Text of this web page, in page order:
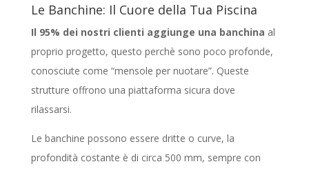
Le Banchine: Il Cuore della Tua Piscina
Il 95% dei nostri clienti aggiunge una banchina al
proprio progetto, questo perchè sono poco profonde,
conosciute come “mensole per nuotare”. Queste
strutture offrono una piattaforma sicura dove
rilassarsi.
Le banchine possono essere dritte o curve, la
profondità costante è di circa 500 mm, sempre con